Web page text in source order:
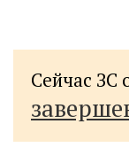
Сейчас ЗС